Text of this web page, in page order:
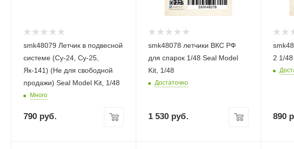
smk48079 Летчик в подвесной
системе (Су-24, Су-25,
Як-141) (Не для свободной
продажи) Seal Model Kit, 1/48
Много
790 руб.
smk48078 летчики ВКС РФ
для спарок 1/48 Seal Model
Kit, 1/48
Достаточно
1 530 руб.
2 1/
890